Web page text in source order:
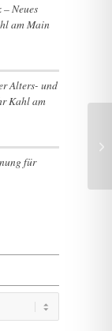
Neues
am Main
Alters- und
Kahl am
für